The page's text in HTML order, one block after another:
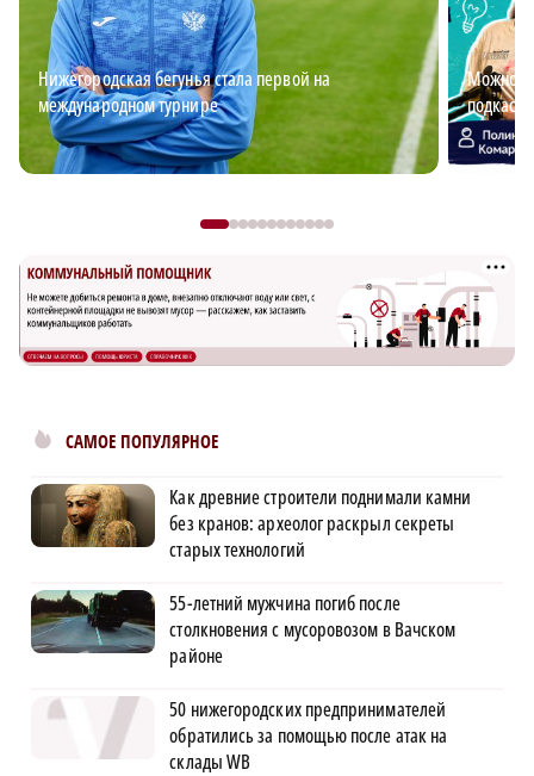
Нижегородская бегунья стала первой на
международном турнире
Можно
подкаст
САМОЕ ПОПУЛЯРНОЕ
Как древние строители поднимали камни
без кранов: археолог раскрыл секреты
старых технологий
55-летний мужчина погиб после
столкновения с мусоровозом в Вачском
районе
50 нижегородских предпринимателей
обратились за помощью после атак на
склады WB